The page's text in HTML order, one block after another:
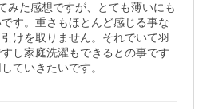
みた感想ですが、とても薄いにも
す。重さもほとんど感じる事な
けを取りません。それでいて羽
し家庭洗濯もできるとの事です
ていきたいです。